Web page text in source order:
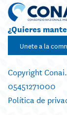
¿Quieres
Unete a la
Copyright
05451271000
Política de